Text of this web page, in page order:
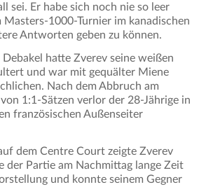
sei. Er habe sich noch nie so leer
1000-Turnier im kanadischen
Antworten geben zu können.
hatte Zverev seine weißen
und war mit gequälter Miene
Nach dem Abbruch am
1:1-Sätzen verlor der 28-Jährige in
französischen Außenseiter
dem Centre Court zeigte Zverev
der Partie am Nachmittag lange Zeit
und konnte seinem Gegner